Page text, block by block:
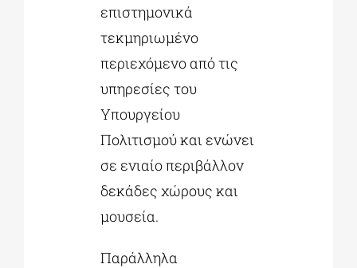
επιστημονικά
τεκμηριωμένο
περιεχόμενο από τις
υπηρεσίες του
Υπουργείου
Πολιτισμού και ενώνει
σε ενιαίο περιβάλλον
δεκάδες χώρους και
μουσεία.
Παράλληλα